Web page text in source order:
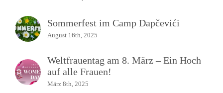
Sommerfest im Camp Dapčevići
August 16th, 2025
Weltfrauentag am 8. März – Ein Hoch
auf alle Frauen!
März 8th, 2025